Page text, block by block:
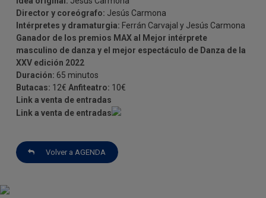
Director y coreógrafo: Jesús Carmona
Intérpretes y dramaturgia: Ferrán Carvajal y Jesús Carmona
Ganador de los premios MAX al Mejor intérprete
masculino de danza y el mejor espectáculo de Danza de la
XXV edición 2022
Duración: 65 minutos
Butacas: 12€ Anfiteatro: 10€
Link a venta de entradas
Link a venta de entradas
Volver a AGENDA